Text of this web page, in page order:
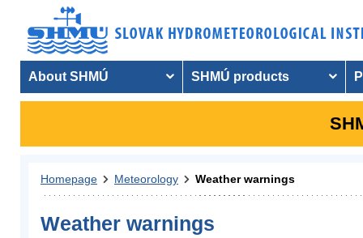
About SHMÚ SHMÚ products
Homepage Meteorology Weather warnings
Weather warnings